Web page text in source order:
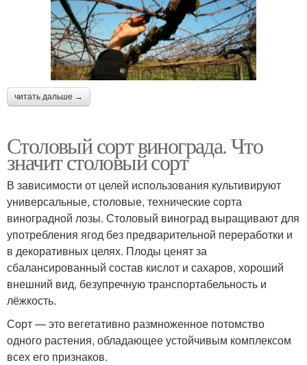
читать дальше →
Столовый сорт винограда. Что
значит столовый сорт
В зависимости от целей использования культивируют
универсальные, столовые, технические сорта
виноградной лозы. Столовый виноград выращивают для
употребления ягод без предварительной переработки и
в декоративных целях. Плоды ценят за
сбалансированный состав кислот и сахаров, хороший
внешний вид, безупречную транспортабельность и
лёжкость.
Сорт — это вегетативно размноженное потомство
одного растения, обладающее устойчивым комплексом
всех его признаков.